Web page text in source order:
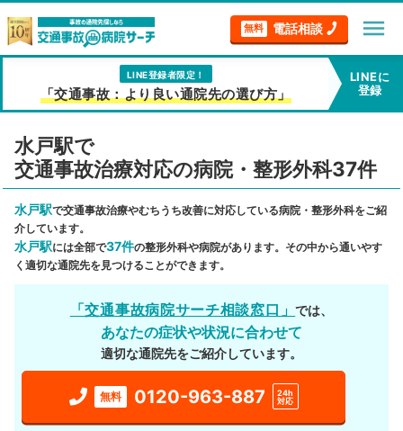
無料 電話相談 menu
LINE登録者限定！
「交通事故：より良い通院先の選び方」
LINEに
登録
水戸駅で
交通事故治療対応の病院・整形外科37件
水戸駅で交通事故治療やむちうち改善に対応している病院・整形外科をご紹
介しています。
水戸駅には全部で37件の整形外科や病院があります。その中から通いやす
く適切な通院先を見つけることができます。
「交通事故病院サーチ相談窓口」では、
あなたの症状や状況に合わせて
適切な通院先をご紹介しています。
無料 0120-963-887
24h
対応